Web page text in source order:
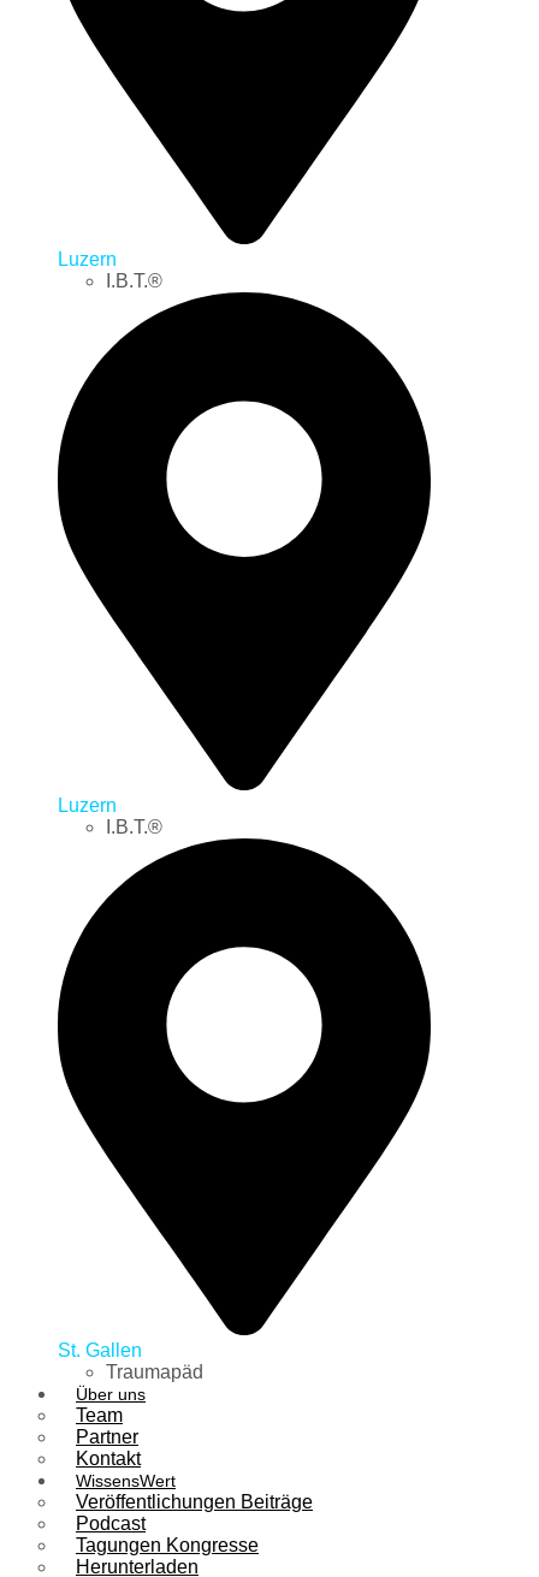
Luzern
I.B.T.®
Luzern
I.B.T.®
St. Gallen
Traumapäd
Über uns
Team
Partner
Kontakt
WissensWert
Veröffentlichungen Beiträge
Podcast
Tagungen Kongresse
Herunterladen